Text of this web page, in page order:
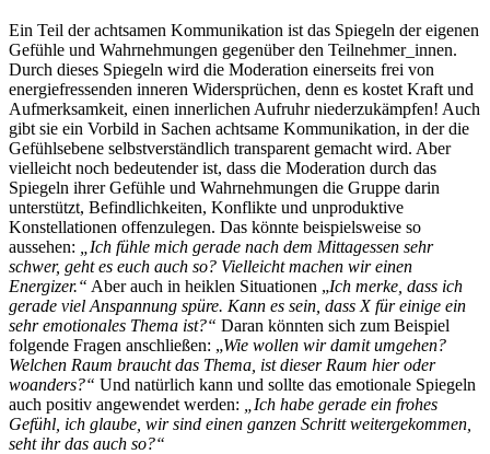
Ein Teil der achtsamen Kommunikation ist das Spiegeln der eigenen
Gefühle und Wahrnehmungen gegenüber den Teilnehmer_innen.
Durch dieses Spiegeln wird die Moderation einerseits frei von
energiefressenden inneren Widersprüchen, denn es kostet Kraft und
Aufmerksamkeit, einen innerlichen Aufruhr niederzukämpfen! Auch
gibt sie ein Vorbild in Sachen achtsame Kommunikation, in der die
Gefühlsebene selbstverständlich transparent gemacht wird. Aber
vielleicht noch bedeutender ist, dass die Moderation durch das
Spiegeln ihrer Gefühle und Wahrnehmungen die Gruppe darin
unterstützt, Befindlichkeiten, Konflikte und unproduktive
Konstellationen offenzulegen. Das könnte beispielsweise so
aussehen:
„Ich fühle mich gerade nach dem Mittagessen sehr
schwer, geht es euch auch so? Vielleicht machen wir einen
Energizer.“ Aber auch in heiklen Situationen „Ich merke, dass ich
gerade viel Anspannung spüre. Kann es sein, dass X für einige ein
sehr emotionales Thema ist?“ Daran könnten sich zum Beispiel
folgende Fragen anschließen: „Wie wollen wir damit umgehen?
Welchen Raum braucht das Thema, ist dieser Raum hier oder
woanders?“ Und natürlich kann und sollte das emotionale Spiegeln
auch positiv angewendet werden:
„Ich habe gerade ein frohes
Gefühl, ich glaube, wir sind einen ganzen Schritt weitergekommen,
seht ihr das auch so?“